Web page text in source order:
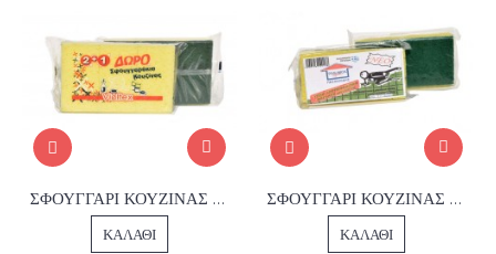
ΣΦΟΥΓΓΑΡΙ ΚΟΥΖΙΝΑΣ 3+2 ΤΕΜΑΧΙΩΝ
ΚΑΛΆΘΙ
ΣΦΟΥΓΓΑΡΙ ΚΟΥΖΙΝΑΣ 1005
ΚΑΛΆΘΙ